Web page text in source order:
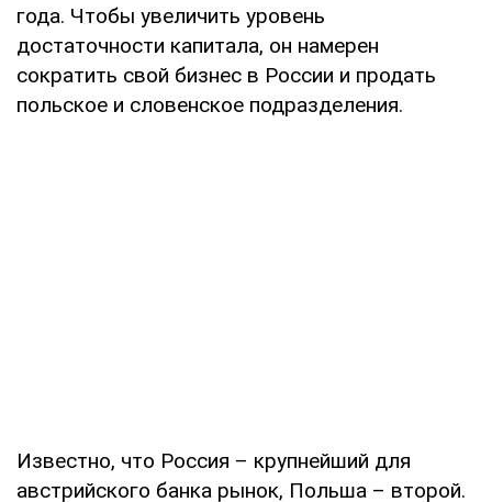
года. Чтобы увеличить уровень
достаточности капитала, он намерен
сократить свой бизнес в России и продать
польское и словенское подразделения.
Известно, что Россия – крупнейший для
австрийского банка рынок, Польша – второй.